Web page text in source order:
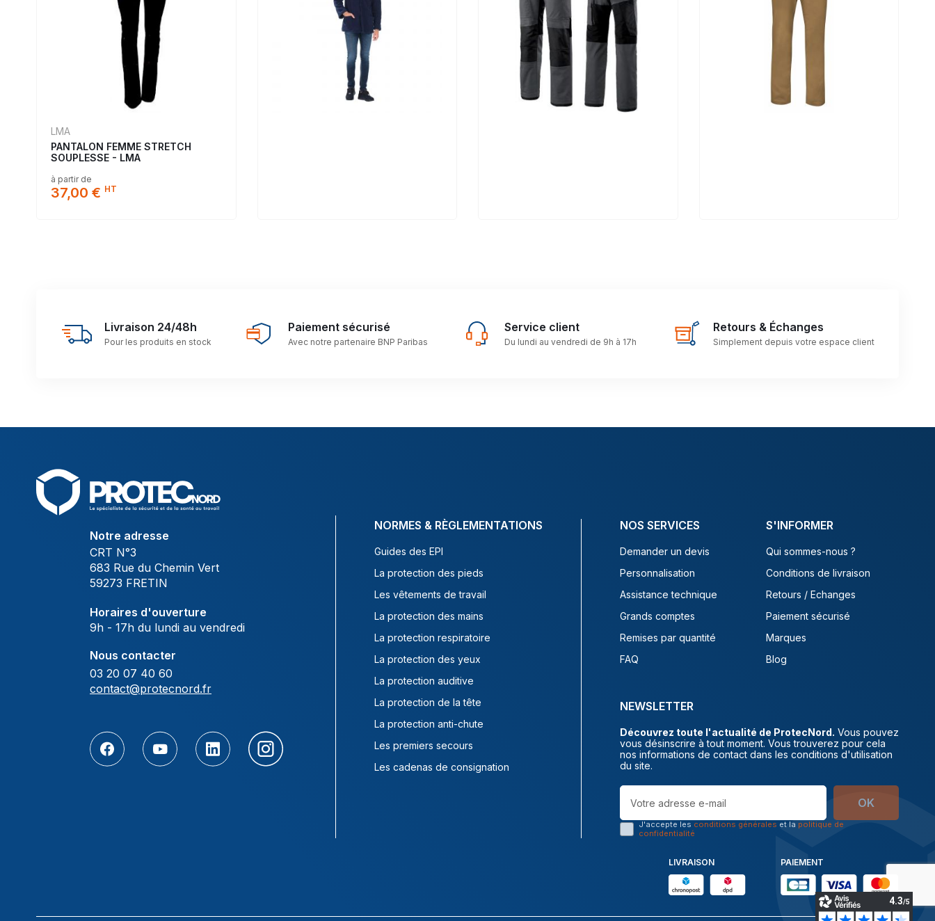
LMA
PANTALON FEMME STRETCH
SOUPLESSE - LMA
à partir de
37,00 € HT
Livraison 24/48h
Pour les produits en stock
Paiement sécurisé
Avec notre partenaire BNP Paribas
Service client
Du lundi au vendredi de 9h à 17h
Retours & Échanges
Simplement depuis votre espace client
Notre adresse
CRT N°3
683 Rue du Chemin Vert
59273 FRETIN
Horaires d'ouverture
9h - 17h du lundi au vendredi
Nous contacter
03 20 07 40 60
contact@protecnord.fr
NORMES & RÈGLEMENTATIONS
Guides des EPI
La protection des pieds
Les vêtements de travail
La protection des mains
La protection respiratoire
La protection des yeux
La protection auditive
La protection de la tête
La protection anti-chute
Les premiers secours
Les cadenas de consignation
NOS SERVICES
Demander un devis
Personnalisation
Assistance technique
Grands comptes
Remises par quantité
FAQ
S'INFORMER
Qui sommes-nous ?
Conditions de livraison
Retours / Echanges
Paiement sécurisé
Marques
Blog
NEWSLETTER
Découvrez toute l'actualité de ProtecNord. Vous pouvez
vous désinscrire à tout moment. Vous trouverez pour cela
nos informations de contact dans les conditions d'utilisation
du site.
OK
J'accepte les conditions générales et la politique de
confidentialité
LIVRAISON PAIEMENT